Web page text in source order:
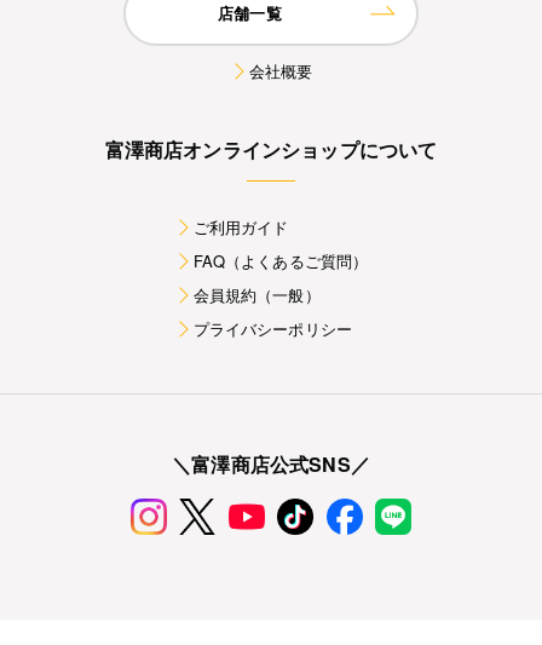
店舗一覧
会社概要
富澤商店オンラインショップについて
ご利用ガイド
FAQ（よくあるご質問）
会員規約（一般）
プライバシーポリシー
＼富澤商店公式SNS／